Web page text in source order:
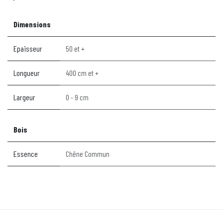
Dimensions
Epaisseur 50 et +
Longueur 400 cm et +
Largeur 0 - 9 cm
Bois
Essence Chêne Commun